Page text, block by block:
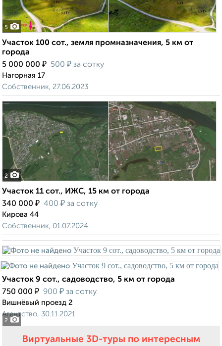
5
Участок 100 сот., земля промназначения, 5 км от
города
5 000 000 ₽ 500 ₽ за сотку
Нагорная 17
Собственник, 27.06.2023
2
Участок 11 сот., ИЖС, 15 км от города
340 000 ₽ 400 ₽ за сотку
Кирова 44
Собственник, 01.07.2024
2
Участок 9 сот., садоводство, 5 км от города
750 000 ₽ 900 ₽ за сотку
Вишнёвый проезд 2
Агентство, 30.11.2021
Виртуальные 3D-туры по интересным